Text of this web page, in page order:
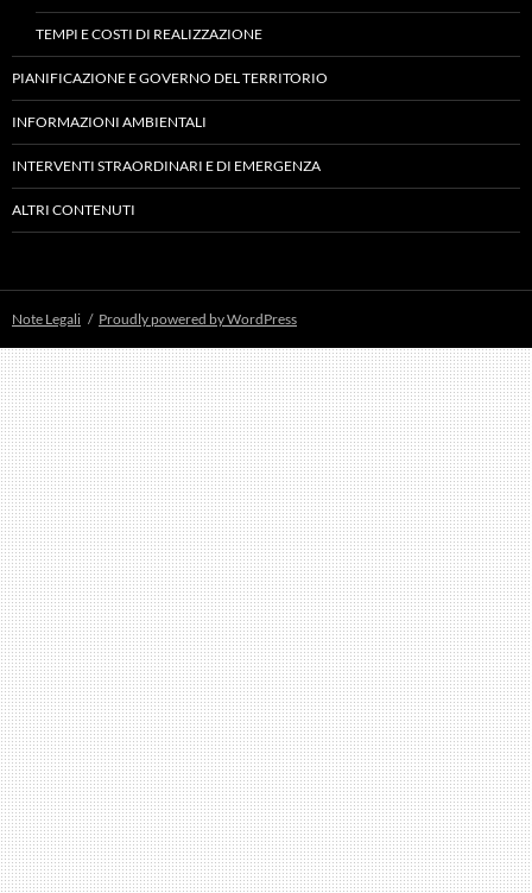
TEMPI E COSTI DI REALIZZAZIONE
PIANIFICAZIONE E GOVERNO DEL TERRITORIO
INFORMAZIONI AMBIENTALI
INTERVENTI STRAORDINARI E DI EMERGENZA
ALTRI CONTENUTI
Note Legali Proudly powered by WordPress